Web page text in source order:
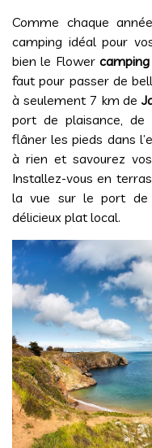
Comme chaque
camping idéal pour
bien le Flower
faut pour passer de
à seulement 7 km de
port de plaisance,
flâner les pieds dans
à rien et savourez
Installez-vous en
la vue sur le port de
délicieux plat local.